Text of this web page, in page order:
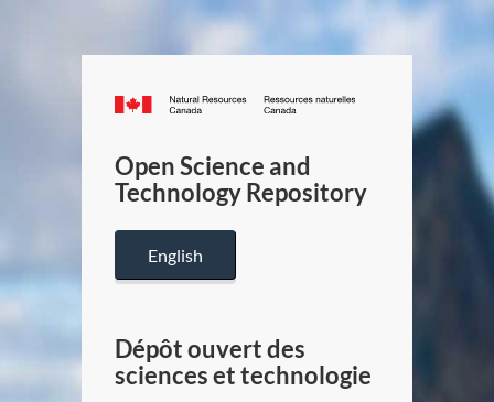
Canada.ca
/
Canada
Open Science and
Technology Repository
English
Dépôt ouvert des
sciences et technologie